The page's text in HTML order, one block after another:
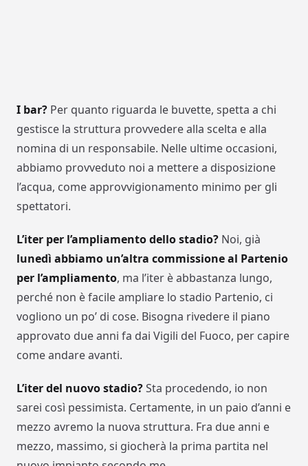
I bar? Per quanto riguarda le buvette, spetta a chi
gestisce la struttura provvedere alla scelta e alla
nomina di un responsabile. Nelle ultime occasioni,
abbiamo provveduto noi a mettere a disposizione
l’acqua, come approvvigionamento minimo per gli
spettatori.
L’iter per l’ampliamento dello stadio? Noi, già
lunedì abbiamo un’altra commissione al Partenio
per l’ampliamento, ma l’iter è abbastanza lungo,
perché non è facile ampliare lo stadio Partenio, ci
vogliono un po’ di cose. Bisogna rivedere il piano
approvato due anni fa dai Vigili del Fuoco, per capire
come andare avanti.
L’iter del nuovo stadio?Sta procedendo, io non
sarei così pessimista. Certamente, in un paio d’anni e
mezzo avremo la nuova struttura. Fra due anni e
mezzo, massimo, si giocherà la prima partita nel